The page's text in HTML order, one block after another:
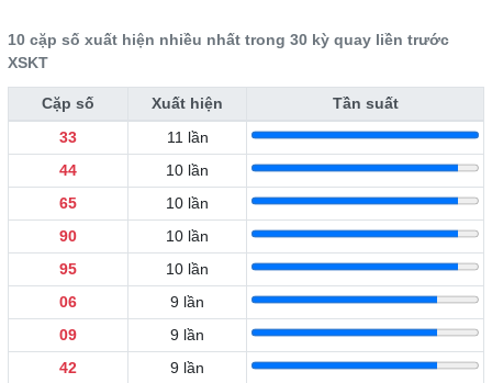
10 cặp số xuất hiện nhiều nhất trong 30 kỳ quay liền trước
XSKT
Cặp số Xuất hiện
Tần suất
33
11 lần
44
10 lần
65
10 lần
90
10 lần
95
10 lần
06
9 lần
09
9 lần
42
9 lần